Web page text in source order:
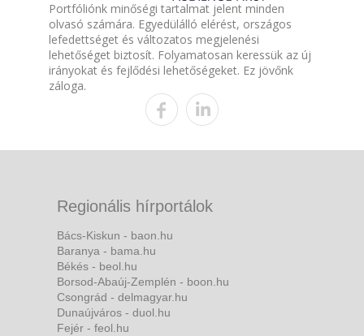
Portfóliónk minőségi tartalmat jelent minden
olvasó számára. Egyedülálló elérést, országos
lefedettséget és változatos megjelenési
lehetőséget biztosít. Folyamatosan keressük az új
irányokat és fejlődési lehetőségeket. Ez jövőnk
záloga.
Regionális hírportálok
Bács-Kiskun - baon.hu
Baranya - bama.hu
Békés - beol.hu
Borsod-Abaúj-Zemplén - boon.hu
Csongrád - delmagyar.hu
Dunaújváros - duol.hu
Fejér - feol.hu